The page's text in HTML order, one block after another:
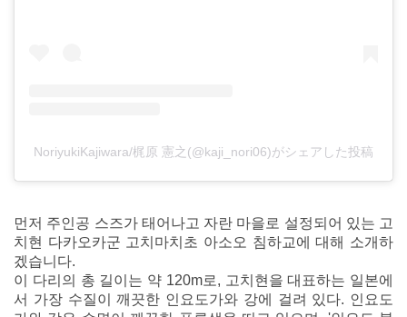
NoriyukiKajiwara/梶原 憲之(@kaji_nori06)がシェアした投稿
먼저 주인공 스즈가 태어나고 자란 마을로 설정되어 있는 고
치현 다카오카군 고치마치초 아소오 침하교에 대해 소개하
겠습니다.
이 다리의 총 길이는 약 120m로, 고치현을 대표하는 일본에
서 가장 수질이 깨끗한 인요도가와 강에 걸려 있다. 인요도